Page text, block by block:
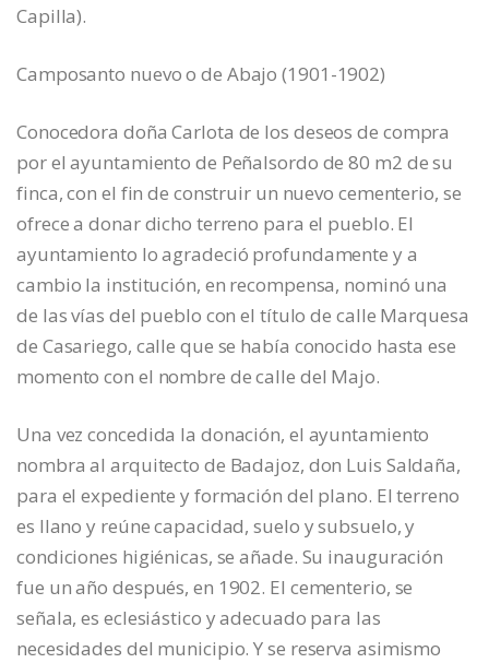
Capilla).
Camposanto nuevo o de Abajo (1901-1902)
Conocedora doña Carlota de los deseos de compra
por el ayuntamiento de Peñalsordo de 80 m2 de su
finca, con el fin de construir un nuevo cementerio, se
ofrece a donar dicho terreno para el pueblo. El
ayuntamiento lo agradeció profundamente y a
cambio la institución, en recompensa, nominó una
de las vías del pueblo con el título de calle Marquesa
de Casariego, calle que se había conocido hasta ese
momento con el nombre de calle del Majo.
Una vez concedida la donación, el ayuntamiento
nombra al arquitecto de Badajoz, don Luis Saldaña,
para el expediente y formación del plano. El terreno
es llano y reúne capacidad, suelo y subsuelo, y
condiciones higiénicas, se añade. Su inauguración
fue un año después, en 1902. El cementerio, se
señala, es eclesiástico y adecuado para las
necesidades del municipio. Y se reserva asimismo